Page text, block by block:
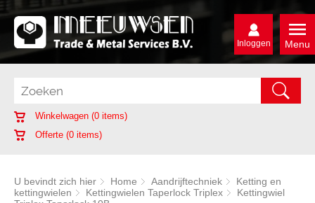
Menu
Inloggen
Winkelwagen (0 items)
Offerte (0 items)
U bevindt zich hier Home Aandrijftechniek
Ketting en
kettingwielen
Kettingwielen Taperlock Triplex
Kettingwiel